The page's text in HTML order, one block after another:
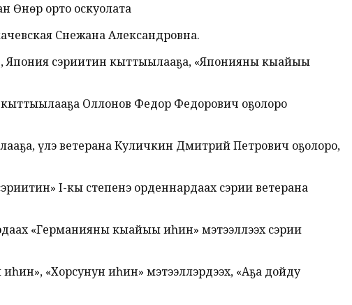
Өнөр орто оскуолата
Снежана Александровна.
Япония сэриитин кыттыылааҕа, «Японияны кыайыы
кыттыылааҕа Оллонов Федор Федорович оҕолоро
үлэ ветерана Куличкин Дмитрий Петрович оҕолоро,
I-кы степенэ орденнардаах сэрии ветерана
«Германияны кыайыы иһин» мэтээллээх сэрии
«Хорсунун иһин» мэтээллэрдээх, «Аҕа дойду